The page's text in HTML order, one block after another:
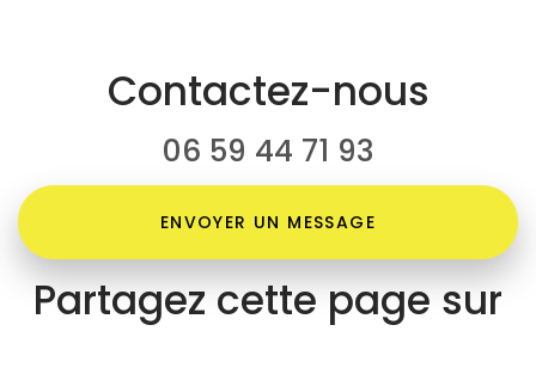
Contactez-nous
06 59 44 71 93
ENVOYER UN MESSAGE
Partagez cette page sur